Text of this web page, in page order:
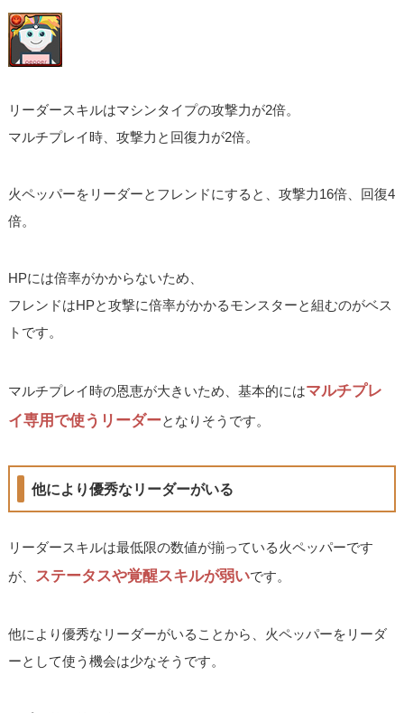
リーダースキルはマシンタイプの攻撃力が2倍。
マルチプレイ時、攻撃力と回復力が2倍。
火ペッパーをリーダーとフレンドにすると、攻撃力16倍、回復4
倍。
HPには倍率がかからないため、
フレンドはHPと攻撃に倍率がかかるモンスターと組むのがベス
トです。
マルチプレイ時の恩恵が大きいため、基本的にはマルチプレ
イ専用で使うリーダーとなりそうです。
他により優秀なリーダーがいる
リーダースキルは最低限の数値が揃っている火ペッパーです
が、 ステータスや覚醒スキルが弱いです。
他により優秀なリーダーがいることから、火ペッパーをリーダ
ーとして使う機会は少なそうです。